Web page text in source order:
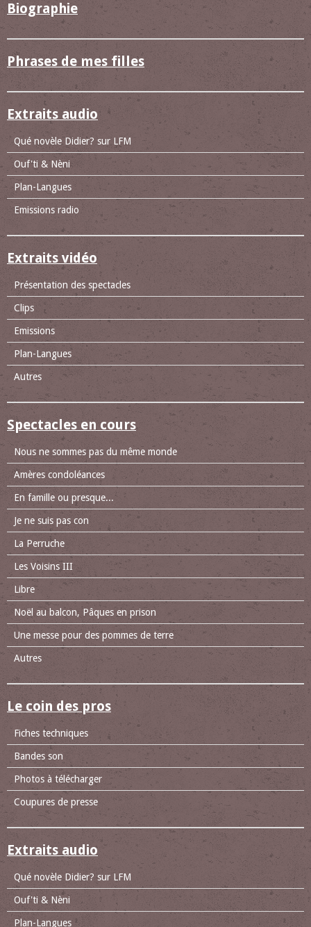
Biographie
Phrases de mes filles
Extraits audio
Qué novèle Didier? sur LFM
Ouf'ti & Nèni
Plan-Langues
Emissions radio
Extraits vidéo
Présentation des spectacles
Clips
Emissions
Plan-Langues
Autres
Spectacles en cours
Nous ne sommes pas du même monde
Amères condoléances
En famille ou presque...
Je ne suis pas con
La Perruche
Les Voisins III
Libre
Noël au balcon, Pâques en prison
Une messe pour des pommes de terre
Autres
Le coin des pros
Fiches techniques
Bandes son
Photos à télécharger
Coupures de presse
Extraits audio
Qué novèle Didier? sur LFM
Ouf'ti & Nèni
Plan-Langues